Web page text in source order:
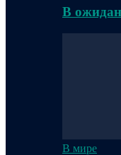
В
В мире